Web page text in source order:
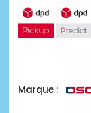
Marque :